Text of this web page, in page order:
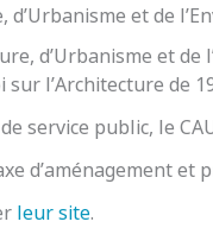
d’Urbanisme et de
d’Urbanisme et
sur l’Architecture de
service public, le
d’aménagement et
leur site.